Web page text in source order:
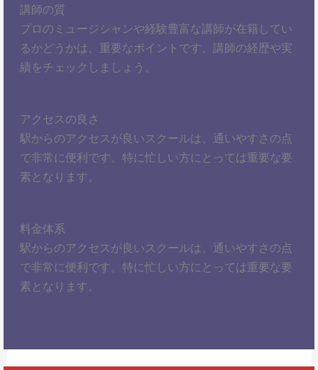
講師の質
プロのミュージシャンや経験豊富な講師が在籍してい
るかどうかは、重要なポイントです。講師の経歴や実
績をチェックしましょう。
アクセスの良さ
駅からのアクセスが良いスクールは、通いやすさの点
で非常に便利です。特に忙しい方にとっては重要な要
素となります。
料金体系
駅からのアクセスが良いスクールは、通いやすさの点
で非常に便利です。特に忙しい方にとっては重要な要
素となります。